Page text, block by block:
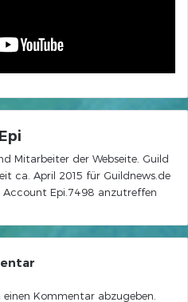
Epi
Mitarbeiter der Webseite. Guild
ca. April 2015 für Guildnews.de
Epi.7498 anzutreffen
einen Kommentar abzugeben.